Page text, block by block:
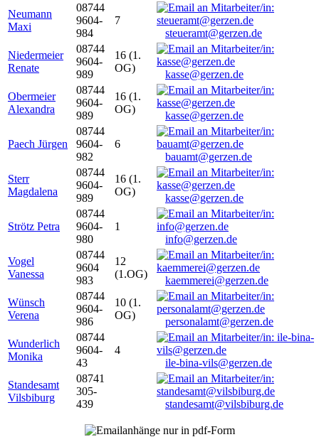
Neumann
Maxi
08744
9604-
984
7
steueramt@gerzen.de
Niedermeier
Renate
08744
9604-
989
16 (1.
OG)
kasse@gerzen.de
Obermeier
Alexandra
08744
9604-
989
16 (1.
OG)
kasse@gerzen.de
Paech Jürgen
08744
9604-
982
6
bauamt@gerzen.de
Sterr
Magdalena
08744
9604-
989
16 (1.
OG)
kasse@gerzen.de
Strötz Petra
08744
9604-
980
1
info@gerzen.de
Vogel
Vanessa
08744
9604
983
12
(1.OG)
kaemmerei@gerzen.de
Wünsch
Verena
08744
9604-
986
10 (1.
OG)
personalamt@gerzen.de
Wunderlich
Monika
08744
9604-
43
4
ile-bina-vils@gerzen.de
Standesamt
Vilsbiburg
08741
305-
439
standesamt@vilsbiburg.de